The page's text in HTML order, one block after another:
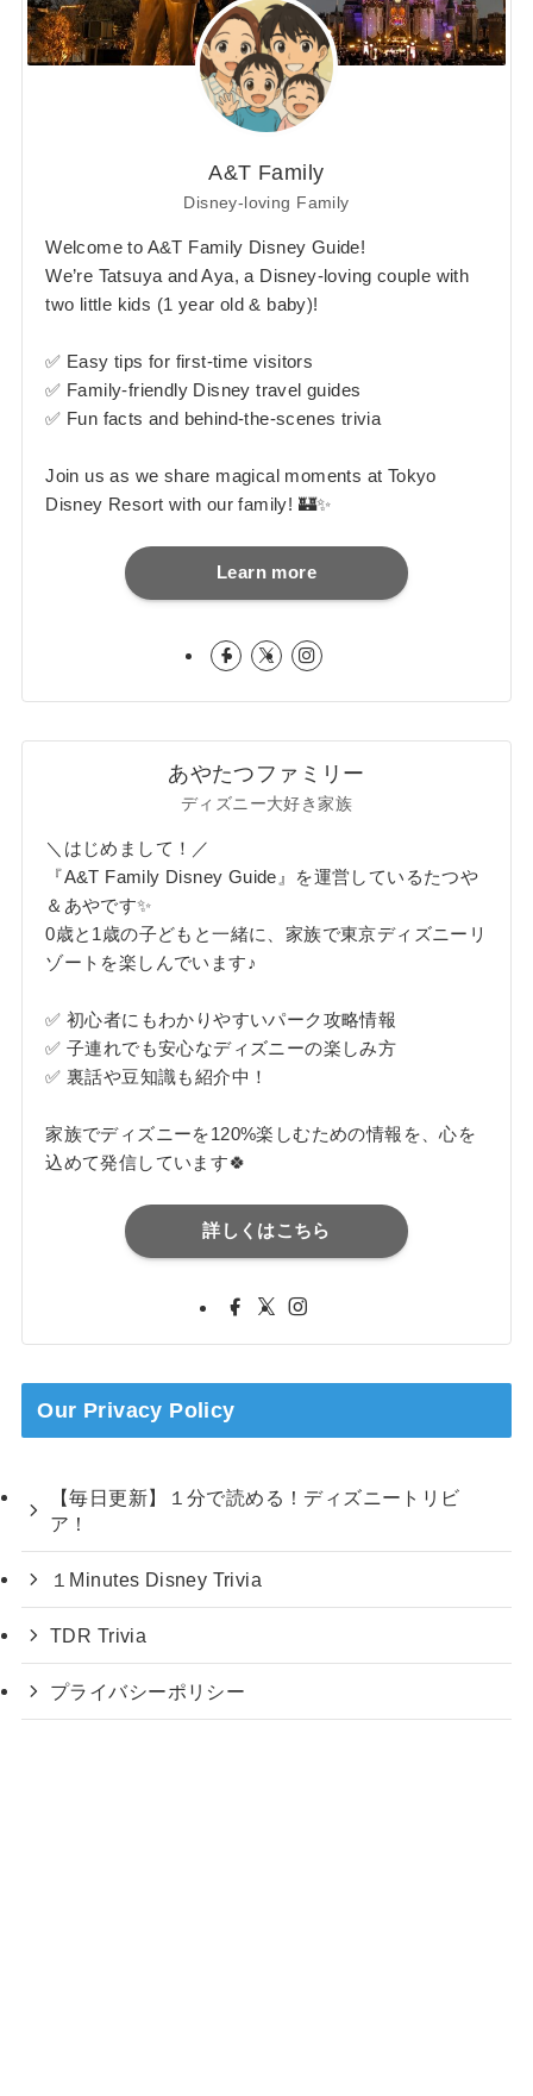
A&T Family
Disney-loving Family
Welcome to A&T Family Disney Guide!
We’re Tatsuya and Aya, a Disney-loving couple with
two little kids (1 year old & baby)!
✅ Easy tips for first-time visitors
✅ Family-friendly Disney travel guides
✅ Fun facts and behind-the-scenes trivia
Join us as we share magical moments at Tokyo
Disney Resort with our family! 🏰✨
Learn more
あやたつファミリー
ディズニー大好き家族
＼はじめまして！／
『A&T Family Disney Guide』を運営しているたつや
＆あやです✨
0歳と1歳の子どもと一緒に、家族で東京ディズニーリ
ゾートを楽しんでいます♪
✅ 初心者にもわかりやすいパーク攻略情報
✅ 子連れでも安心なディズニーの楽しみ方
✅ 裏話や豆知識も紹介中！
家族でディズニーを120%楽しむための情報を、心を
込めて発信しています🍀
詳しくはこちら
Our Privacy Policy
【毎日更新】１分で読める！ディズニートリビ
ア！
１Minutes Disney Trivia
TDR Trivia
プライバシーポリシー